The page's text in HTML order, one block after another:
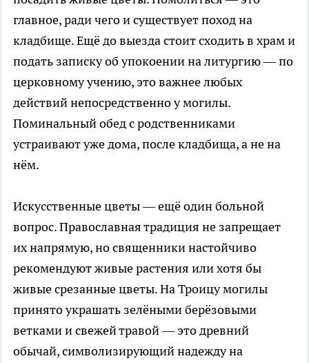
главное, ради чего и существует поход на
кладбище. Ещё до выезда стоит сходить в храм и
подать записку об упокоении на литургию — по
церковному учению, это важнее любых
действий непосредственно у могилы.
Поминальный обед с родственниками
устраивают уже дома, после кладбища, а не на
нём.
Искусственные цветы — ещё один больной
вопрос. Православная традиция не запрещает
их напрямую, но священники настойчиво
рекомендуют живые растения или хотя бы
живые срезанные цветы. На Троицу могилы
принято украшать зелёными берёзовыми
ветками и свежей травой — это древний
обычай, символизирующий надежду на